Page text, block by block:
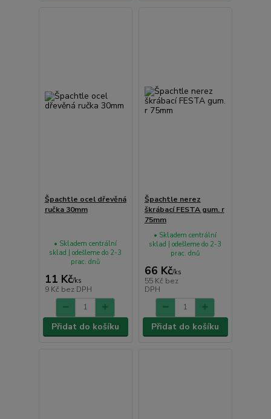
Špachtle ocel dřevěná
ručka 30mm
11 Kč/ks
9 Kč bez DPH
• Skladem centrální
sklad | odešleme do 2-3
prac. dnů
Přidat do košíku
Špachtle nerez
škrábací FESTA gum. r
75mm
66 Kč/ks
55 Kč bez
DPH
• Skladem centrální
sklad | odešleme do 2-3
prac. dnů
Přidat do košíku